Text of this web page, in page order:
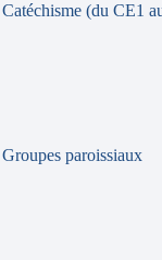
Catéchisme (du CE1
Groupes paroissiaux